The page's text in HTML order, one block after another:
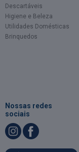
Descartáveis
Higiene e Beleza
Utilidades Domésticas
Brinquedos
Nossas redes
sociais